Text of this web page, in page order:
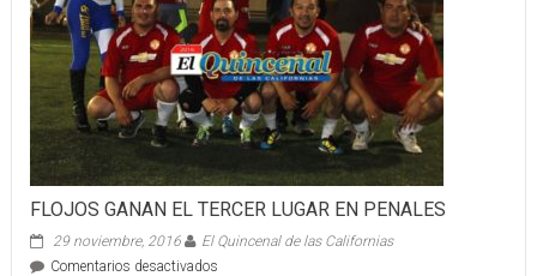
FLOJOS GANAN EL TERCER LUGAR EN PENALES
29 noviembre, 2016
El Quincenal de las Californias
Comentarios desactivadosen